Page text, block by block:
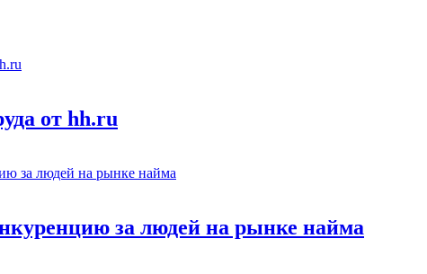
от hh.ru
за людей на рынке найма